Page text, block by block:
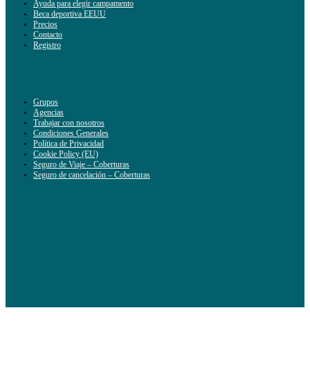
Ayuda para elegir campamento
Beca deportiva EEUU
Precios
Contacto
Registro
Grupos
Agencias
Trabajar con nosotros
Condiciones Generales
Política de Privacidad
Cookie Policy (EU)
Seguro de Viaje – Coberturas
Seguro de cancelación – Coberturas